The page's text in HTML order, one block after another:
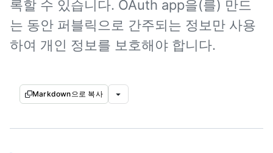
록할 수 있습니다. OAuth app을(를) 만드
는 동안 퍼블릭으로 간주되는 정보만 사용
하여 개인 정보를 보호해야 합니다.
Markdown으로 복사